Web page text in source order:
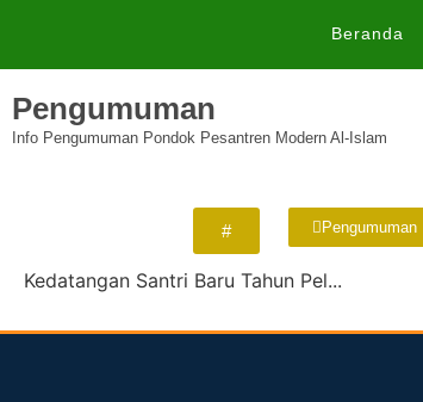
Beranda
Pengumuman
Info Pengumuman Pondok Pesantren Modern Al-Islam
Pengumuman
#
Kedatangan Santri Baru Tahun Pel...